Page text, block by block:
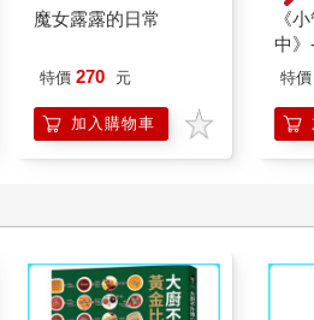
魔女露露的日常
特價 270 元
加入購物車
《
中
「
特價